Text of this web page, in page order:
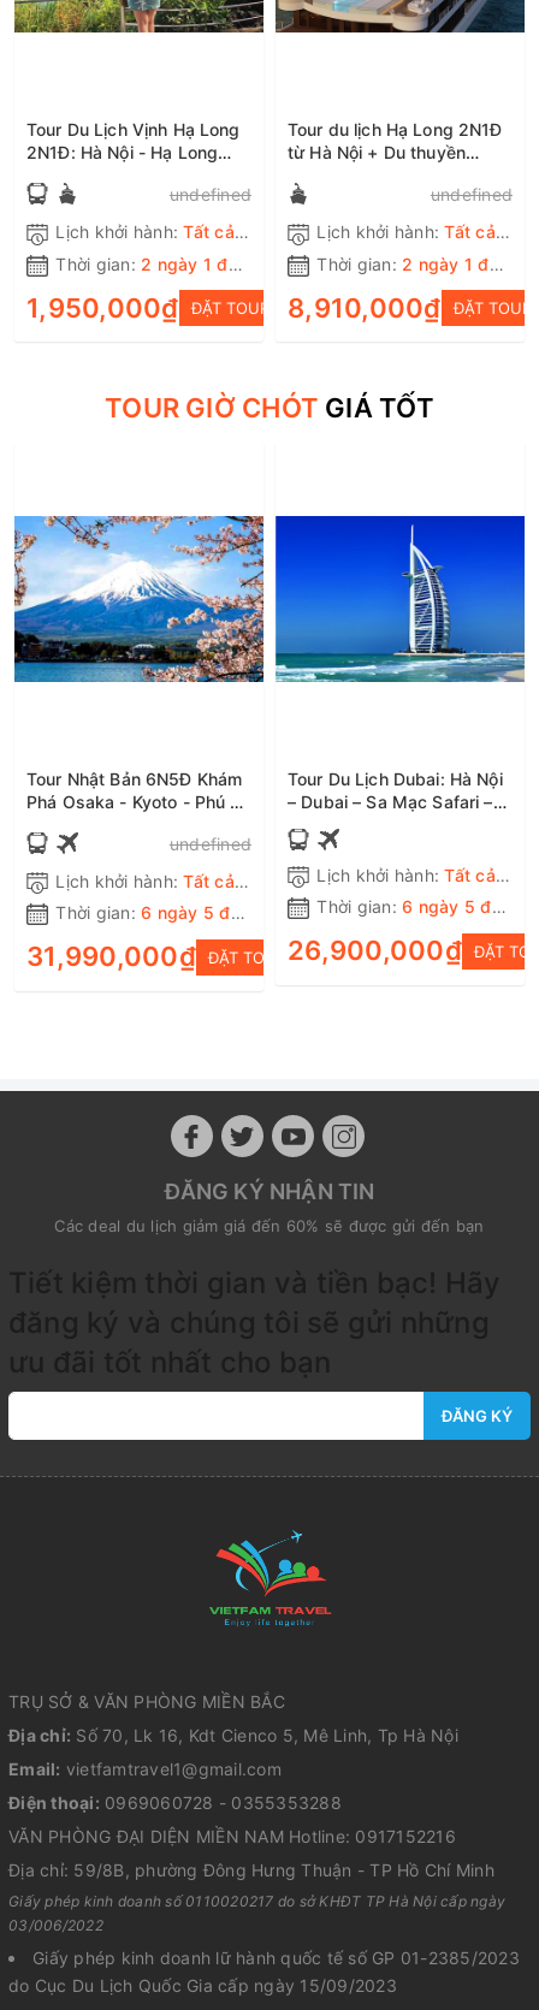
Tour Du Lịch Vịnh Hạ Long
2N1Đ: Hà Nội - Hạ Long
undefined
Lịch khởi hành:Tất cả các ngày trong tuần
Thời gian: 2 ngày 1 đêm
1,950,000₫ ĐẶT TOUR
Tour du lịch Hạ Long 2N1Đ
từ Hà Nội + Du thuyền
undefined
Lịch khởi hành:Tất cả các ngày trong tuần
Thời gian: 2 ngày 1 đêm
8,910,000₫ ĐẶT TOUR
TOUR GIỜ CHÓT GIÁ TỐT
Tour Nhật Bản 6N5Đ Khám
Phá Osaka - Kyoto - Phú Sĩ
Airlines, Shinkansen, ôtô,
Khởi hành từ Hà Nội
undefined
Lịch khởi hành:Tất cả các ngày trong tuần
Thời gian: 6 ngày 5 đêm
31,990,000₫ ĐẶT TOUR
Tour Du Lịch Dubai: Hà Nội
– Dubai – Sa Mạc Safari –
Abu Dhabi 6N5Đ – Bay EK
tiết kiệm, ưu đãi
Lịch khởi hành:Tất cả các ngày trong tuần
Thời gian: 6 ngày 5 đêm
26,900,000₫ ĐẶT
ĐĂNG KÝ NHẬN TIN
Các deal du lịch giảm giá đến 60% sẽ được gửi đến bạn
Tiết kiệm thời gian và tiền bạc! Hãy
đăng ký và chúng tôi sẽ gửi những
ưu đãi tốt nhất cho bạn
ĐĂNG KÝ
TRỤ SỞ & VĂN PHÒNG MIỀN BẮC
Địa chỉ: Số 70, Lk 16, Kdt Cienco 5, Mê Linh, Tp Hà Nội
Email: vietfamtravel1@gmail.com
Điện thoại: 0969060728 - 0355353288
VĂN PHÒNG ĐẠI DIỆN MIỀN NAM Hotline: 0917152216
Địa chỉ: 59/8B, phường Đông Hưng Thuận - TP Hồ Chí Minh
Giấy phép kinh doanh số 0110020217 do sở KHĐT TP Hà Nội cấp ngày
03/006/2022
Giấy phép kinh doanh lữ hành quốc tế số GP 01-2385/2023
do Cục Du Lịch Quốc Gia cấp ngày 15/09/2023